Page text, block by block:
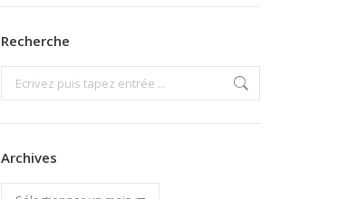
Recherche
Search:
Archives
Archives